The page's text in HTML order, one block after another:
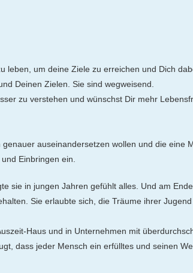
um deine Ziele zu erreichen und Dich
Deinen Zielen. Sie sind wegweisend.
zu verstehen und wünschst Dir mehr
auseinandersetzen wollen und die eine
Einbringen ein.
in jungen Jahren gefühlt alles. Und am
Sie erlaubte sich, die Träume ihrer
Haus und in Unternehmen mit
dass jeder Mensch ein erfülltes und seinen